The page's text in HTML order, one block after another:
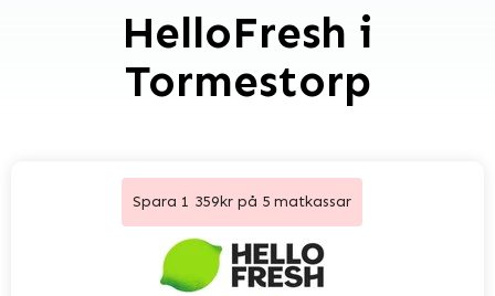
HelloFresh i
Tormestorp
Spara 1 359kr på 5 matkassar